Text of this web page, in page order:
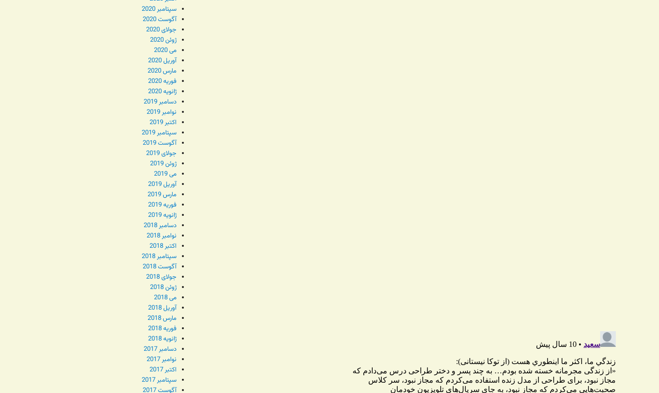
سپتامبر 2020
آگوست 2020
جولای 2020
ژوئن 2020
می 2020
آوریل 2020
مارس 2020
فوریه 2020
ژانویه 2020
دسامبر 2019
نوامبر 2019
اکتبر 2019
سپتامبر 2019
آگوست 2019
جولای 2019
ژوئن 2019
می 2019
آوریل 2019
مارس 2019
فوریه 2019
ژانویه 2019
دسامبر 2018
نوامبر 2018
اکتبر 2018
سپتامبر 2018
آگوست 2018
جولای 2018
ژوئن 2018
می 2018
آوریل 2018
مارس 2018
فوریه 2018
ژانویه 2018
دسامبر 2017
نوامبر 2017
اکتبر 2017
سپتامبر 2017
آگوست 2017